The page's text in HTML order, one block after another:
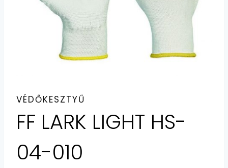
VÉDŐKESZTYŰ
FF LARK LIGHT HS-
04-010